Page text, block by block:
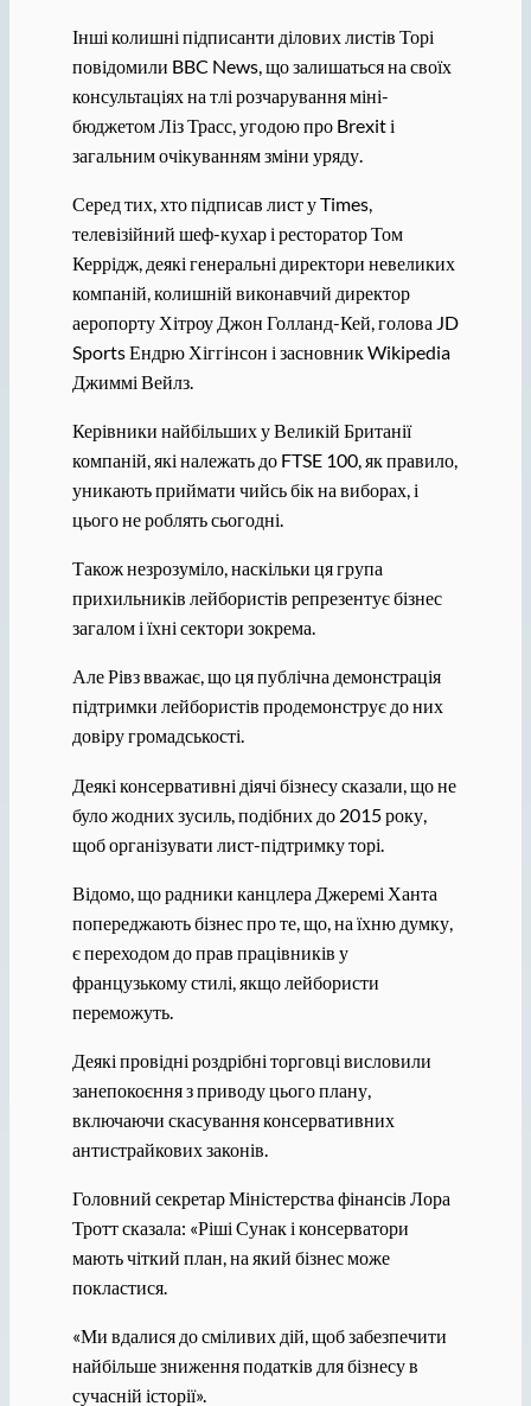
Інші колишні підписанти ділових листів Торі
повідомили BBC News, що залишаться на своїх
консультаціях на тлі розчарування міні-
бюджетом Ліз Трасс, угодою про Brexit і
загальним очікуванням зміни уряду.
Серед тих, хто підписав лист у Times,
телевізійний шеф-кухар і ресторатор Том
Керрідж, деякі генеральні директори невеликих
компаній, колишній виконавчий директор
аеропорту Хітроу Джон Голланд-Кей, голова JD
Sports Ендрю Хіггінсон і засновник Wikipedia
Джиммі Вейлз.
Керівники найбільших у Великій Британії
компаній, які належать до FTSE 100, як правило,
уникають приймати чийсь бік на виборах, і
цього не роблять сьогодні.
Також незрозуміло, наскільки ця група
прихильників лейбористів репрезентує бізнес
загалом і їхні сектори зокрема.
Але Рівз вважає, що ця публічна демонстрація
підтримки лейбористів продемонструє до них
довіру громадськості.
Деякі консервативні діячі бізнесу сказали, що не
було жодних зусиль, подібних до 2015 року,
щоб організувати лист-підтримку торі.
Відомо, що радники канцлера Джеремі Ханта
попереджають бізнес про те, що, на їхню думку,
є переходом до прав працівників у
французькому стилі, якщо лейбористи
переможуть.
Деякі провідні роздрібні торговці висловили
занепокоєння з приводу цього плану,
включаючи скасування консервативних
антистрайкових законів.
Головний секретар Міністерства фінансів Лора
Тротт сказала: «Ріші Сунак і консерватори
мають чіткий план, на який бізнес може
покластися.
«Ми вдалися до сміливих дій, щоб забезпечити
найбільше зниження податків для бізнесу в
сучасній історії».